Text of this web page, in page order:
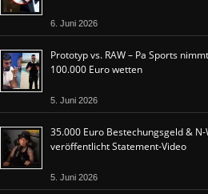
6. Juni 2026
Prototyp vs. RAW – Pa Sports
100.000 Euro wetten
5. Juni 2026
35.000 Euro Bestechungsgeld &
veröffentlicht Statement-Video
5. Juni 2026